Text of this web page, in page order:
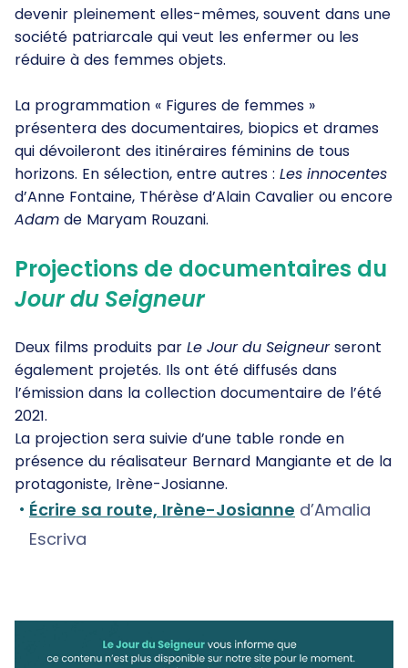
devenir pleinement elles-mêmes, souvent dans une
société patriarcale qui veut les enfermer ou les
réduire à des femmes objets.
La programmation « Figures de femmes »
présentera des documentaires, biopics et drames
qui dévoileront des itinéraires féminins de tous
horizons. En sélection, entre autres : Les innocentes
d’Anne Fontaine, Thérèse d’Alain Cavalier ou encore
Adam de Maryam Rouzani.
Projections de documentaires du
Jour du Seigneur
Deux films produits par Le Jour du Seigneurseront
également projetés. Ils ont été diffusés dans
l’émission dans la collection documentaire de l’été
2021.
La projection sera suivie d’une table ronde en
présence du réalisateur Bernard Mangiante et de la
protagoniste, Irène-Josianne.
Écrire sa route, Irène-Josianne d’Amalia
Escriva